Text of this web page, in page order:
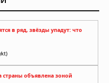
в ряд, звёзды упадут: что
страны объявлена зоной